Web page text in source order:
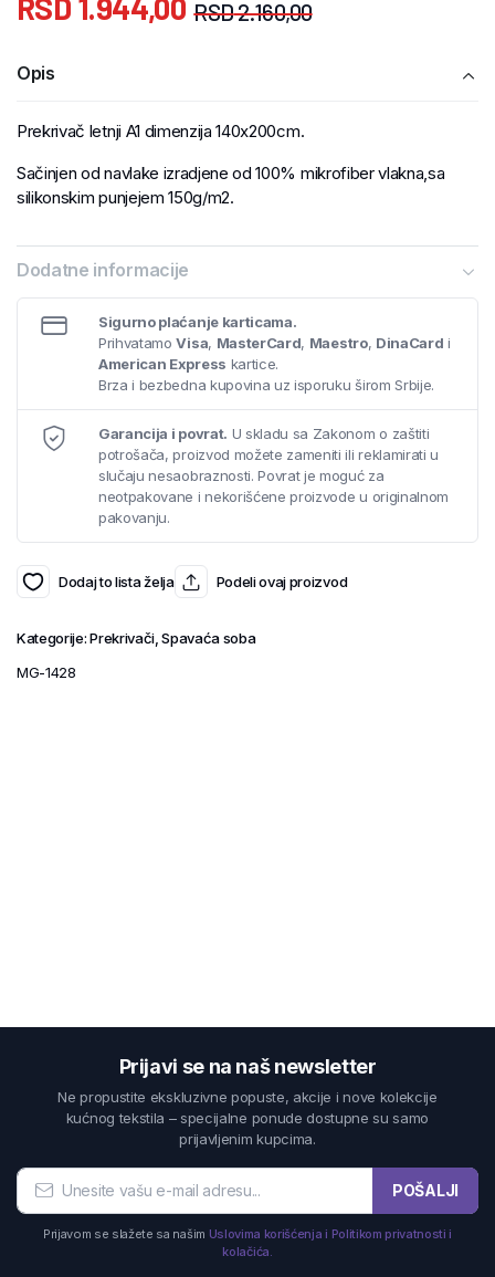
RSD2.160,00
RSD 1.944,00
Opis
Prekrivač letnji A1 dimenzija 140x200cm.
Sačinjen od navlake izradjene od 100% mikrofiber vlakna,sa
silikonskim punjejem 150g/m2.
Dodatne informacije
Sigurno plaćanje karticama.
PrihvatamoVisa, MasterCard, Maestro, DinaCard i
American Express kartice.
Brza i bezbedna kupovina uz isporuku širom Srbije.
Garancija i povrat. U skladu sa Zakonom o zaštiti
potrošača, proizvod možete zameniti ili reklamirati u
slučaju nesaobraznosti. Povrat je moguć za
neotpakovane i nekorišćene proizvode u originalnom
pakovanju.
Dodaj to lista želja Podeli ovaj proizvod
Kategorije:Prekrivači,Spavaća soba
MG-1428
Prijavi se na naš newsletter
Ne propustite ekskluzivne popuste, akcije i nove kolekcije
kućnog tekstila – specijalne ponude dostupne su samo
prijavljenim kupcima.
POŠALJI
Prijavom se slažete sa našim Uslovima korišćenja i Politikom privatnosti i
kolačića.